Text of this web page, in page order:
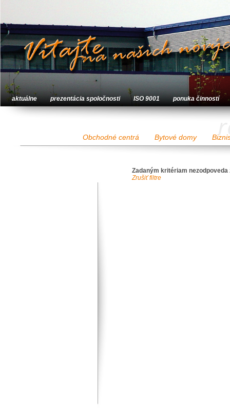
aktuálne prezentácia spoločnosti ISO 9001 ponuka činností
Obchodné centrá Bytové domy
Zadaným kritériam nezodpoveda
Zrušiť filtre